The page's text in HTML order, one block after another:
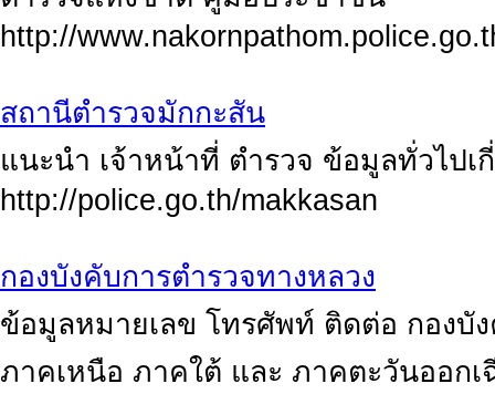
http://
สถานีตำรวจมักกะสัน
แนะนำ เจ้าหน้าที่ ตำรวจ ข้อมูลทั่วไป
http://police.go.th/makkasan
กองบังคับการตำรวจทางหลวง
ข้อมูลหมายเลข โทรศัพท์ ติดต่อ กองบั
ภาคเหนือ ภาคใต้ และ ภาคตะวันออกเ